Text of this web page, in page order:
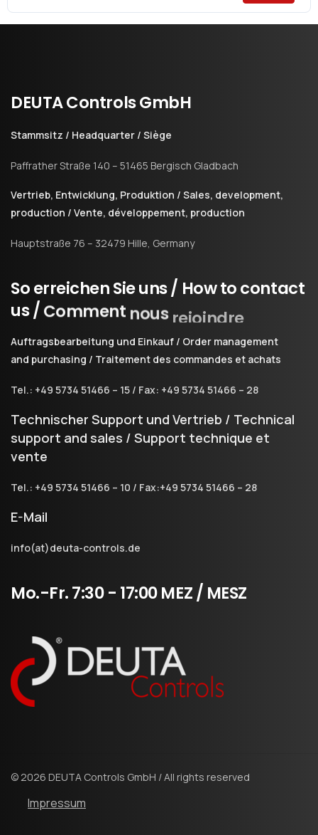
DEUTAControlsGmbH
Stammsitz / Headquarter / Siège
Paffrather Straße 140 – 51465 Bergisch Gladbach
Vertrieb, Entwicklung, Produktion / Sales, development,
production / Vente, développement, production
Hauptstraße 76 – 32479 Hille, Germany
SoerreichenSieuns/ Howtocontact
us/Comment nous rejoindre
Auftragsbearbeitung und Einkauf / Order management
and purchasing / Traitement des commandes et achats
Tel.: +49 5734 51466 – 15 / Fax: +49 5734 51466 – 28
Technischer Support und Vertrieb / Technical
support and sales / Support technique et
vente
Tel.: +49 5734 51466 – 10 / Fax:+49 5734 51466 – 28
E-Mail
info(at)deuta-controls.de
Mo.-Fr.7:30 - 17:00MEZ/ MESZ
© 2026 DEUTA Controls GmbH / All rights reserved
Impressum